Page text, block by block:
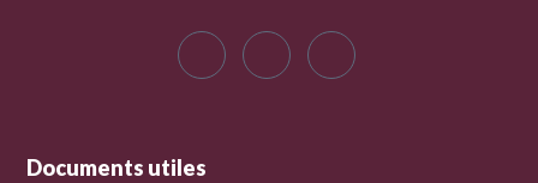
Documents utiles